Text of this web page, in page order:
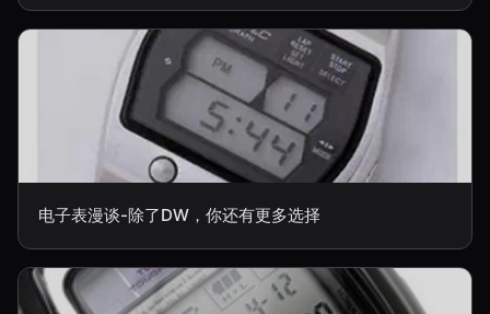
电子表漫谈-除了DW，你还有更多选择